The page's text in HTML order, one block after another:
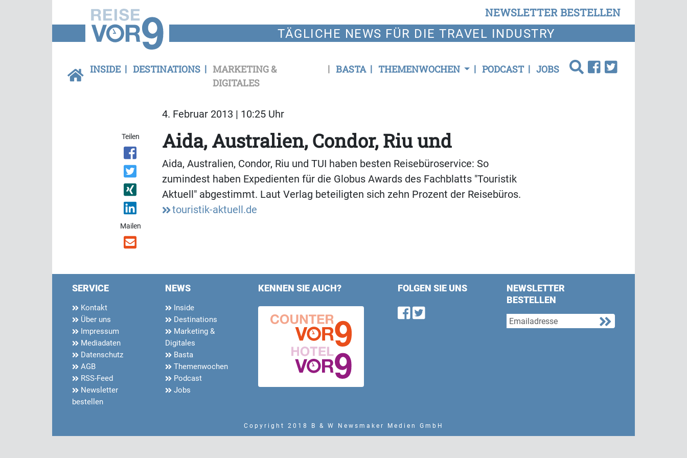
NEWSLETTER BESTELLEN
TÄGLICHE NEWS FÜR DIE TRAVEL INDUSTRY
INSIDE DESTINATIONS
MARKETING &
DIGITALES
BASTA THEMENWOCHEN PODCAST JOBS
4. Februar 2013 | 10:25 Uhr
Teilen
Mailen
Aida, Australien, Condor, Riu und
Aida, Australien, Condor, Riu und TUI haben besten Reisebüroservice: So
zumindest haben Expedienten für die Globus Awards des Fachblatts "Touristik
Aktuell" abgestimmt. Laut Verlag beteiligten sich zehn Prozent der Reisebüros.
touristik-aktuell.de
SERVICE
Kontakt
Über uns
Impressum
Mediadaten
Datenschutz
AGB
RSS-Feed
Newsletter
bestellen
NEWS
Inside
Destinations
Marketing &
Digitales
Basta
Themenwochen
Podcast
Jobs
KENNEN SIE AUCH? FOLGEN SIE UNS
Find us on Facebook
Follow us on Twitter
NEWSLETTER
BESTELLEN
Copyright 2018 B & W Newsmaker Medien GmbH